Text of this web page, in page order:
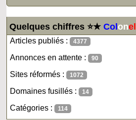
Quelques chiffres ⭐★Colonel
Articles publiés : 4377
Annonces en attente : 90
Sites réformés : 1072
Domaines fusillés : 14
Catégories : 114